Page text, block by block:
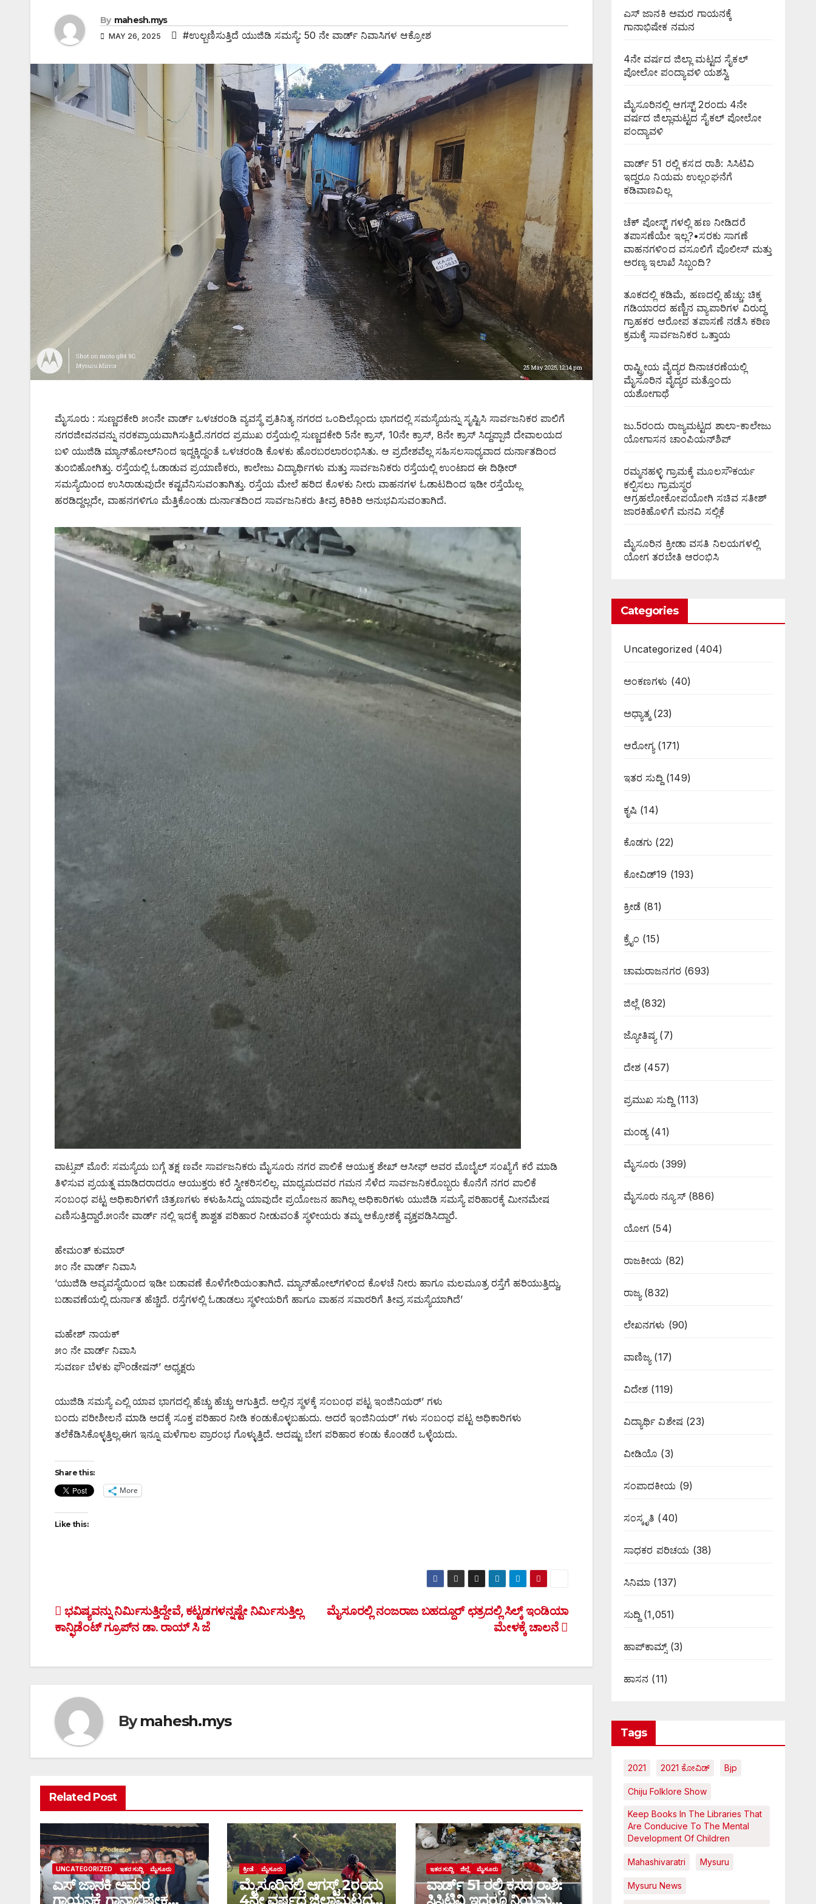
By mahesh.mys
MAY 26, 2025 #ಉಲ್ಬಣಿಸುತ್ತಿದೆ ಯುಜಿಡಿ ಸಮಸ್ಯೆ: 50 ನೇ ವಾರ್ಡ್ ನಿವಾಸಿಗಳ ಆಕ್ರೋಶ
ಮೈಸೂರು : ಸುಣ್ಣದಕೇರಿ ೫೦ನೇ ವಾರ್ಡ್ ಒಳಚರಂಡಿ ವ್ಯವಸ್ಥೆ ಪ್ರತಿನಿತ್ಯ ನಗರದ ಒಂದಿಲ್ಲೊಂದು ಭಾಗದಲ್ಲಿ ಸಮಸ್ಯೆಯನ್ನು ಸೃಷ್ಟಿಸಿ ಸಾರ್ವಜನಿಕರ ಪಾಲಿಗೆ
ನಗರಜೀವನವನ್ನು ನರಕಪ್ರಾಯವಾಗಿಸುತ್ತಿದೆ.ನಗರದ ಪ್ರಮುಖ ರಸ್ತೆಯಲ್ಲಿ ಸುಣ್ಣದಕೇರಿ 5ನೇ ಕ್ರಾಸ್, 10ನೇ ಕ್ರಾಸ್, 8ನೇ ಕ್ರಾಸ್ ಸಿದ್ದಪ್ಪಾಜಿ ದೇವಾಲಯದ
ಬಳಿ ಯುಜಿಡಿ ಮ್ಯಾನ್‌ಹೋಲ್‌ನಿಂದ ಇದ್ದಕ್ಕಿದ್ದಂತೆ ಒಳಚರಂಡಿ ಕೊಳಕು ಹೊರಬರಲಾರಂಭಿಸಿತು. ಆ ಪ್ರದೇಶವೆಲ್ಲ ಸಹಿಸಲಸಾಧ್ಯವಾದ ದುರ್ನಾತದಿಂದ
ತುಂಬಿಹೋಗಿತ್ತು. ರಸ್ತೆಯಲ್ಲಿ ಓಡಾಡುವ ಪ್ರಯಾಣಿಕರು, ಕಾಲೇಜು ವಿದ್ಯಾರ್ಥಿಗಳು ಮತ್ತು ಸಾರ್ವಜನಿಕರು ರಸ್ತೆಯಲ್ಲಿ ಉಂಟಾದ ಈ ದಿಢೀರ್
ಸಮಸ್ಯೆಯಿಂದ ಉಸಿರಾಡುವುದೇ ಕಷ್ಟವೆನಿಸುವಂತಾಗಿತ್ತು. ರಸ್ತೆಯ ಮೇಲೆ ಹರಿದ ಕೊಳಕು ನೀರು ವಾಹನಗಳ ಓಡಾಟದಿಂದ ಇಡೀ ರಸ್ತೆಯೆಲ್ಲ
ಹರಡಿದ್ದಲ್ಲದೇ, ವಾಹನಗಳಿಗೂ ಮೆತ್ತಿಕೊಂಡು ದುರ್ನಾತದಿಂದ ಸಾರ್ವಜನಿಕರು ತೀವ್ರ ಕಿರಿಕಿರಿ ಅನುಭವಿಸುವಂತಾಗಿದೆ.
ವಾಟ್ಸಪ್ ಮೊರೆ: ಸಮಸ್ಯೆಯ ಬಗ್ಗೆ ತಕ್ಷ ಣವೇ ಸಾರ್ವಜನಿಕರು ಮೈಸೂರು ನಗರ ಪಾಲಿಕೆ ಆಯುಕ್ತ ಶೇಖ್ ಆಸೀಫ್ ಅವರ ಮೊಬೈಲ್ ಸಂಖ್ಯೆಗೆ ಕರೆ ಮಾಡಿ
ತಿಳಿಸುವ ಪ್ರಯತ್ನ ಮಾಡಿದರಾದರೂ ಆಯುಕ್ತರು ಕರೆ ಸ್ವೀಕರಿಸಲಿಲ್ಲ. ಮಾಧ್ಯಮದವರ ಗಮನ ಸೆಳೆದ ಸಾರ್ವಜನಿಕರೊಬ್ಬರು ಕೊನೆಗೆ ನಗರ ಪಾಲಿಕೆ
ಸಂಬಂಧ ಪಟ್ಟ ಅಧಿಕಾರಿಗಳಿಗೆ ಚಿತ್ರಣಗಳು ಕಳುಹಿಸಿದ್ದು ಯಾವುದೇ ಪ್ರಯೋಜನ ಹಾಗಿಲ್ಲ ಅಧಿಕಾರಿಗಳು ಯುಜಿಡಿ ಸಮಸ್ಯೆ ಪರಿಹಾರಕ್ಕೆ ಮೀನಮೇಷ
ಎಣಿಸುತ್ತಿದ್ದಾರೆ.೫೦ನೇ ವಾರ್ಡ್ ನಲ್ಲಿ ಇದಕ್ಕೆ ಶಾಶ್ವತ ಪರಿಹಾರ ನೀಡುವಂತೆ ಸ್ಥಳೀಯರು ತಮ್ಮ ಆಕ್ರೋಶಕ್ಕೆ ವ್ಯಕ್ತಪಡಿಸಿದ್ದಾರೆ.
ಹೇಮಂತ್ ಕುಮಾರ್
೫೦ ನೇ ವಾರ್ಡ್ ನಿವಾಸಿ
‘ಯುಜಿಡಿ ಅವ್ಯವಸ್ಥೆಯಿಂದ ಇಡೀ ಬಡಾವಣೆ ಕೊಳೆಗೇರಿಯಂತಾಗಿದೆ. ಮ್ಯಾನ್‌ಹೋಲ್‌ಗಳಿಂದ ಕೊಳಚೆ ನೀರು ಹಾಗೂ ಮಲಮೂತ್ರ ರಸ್ತೆಗೆ ಹರಿಯುತ್ತಿದ್ದು,
ಬಡಾವಣೆಯಲ್ಲಿ ದುರ್ನಾತ ಹೆಚ್ಚಿದೆ. ರಸ್ತೆಗಳಲ್ಲಿ ಓಡಾಡಲು ಸ್ಥಳೀಯರಿಗೆ ಹಾಗೂ ವಾಹನ ಸವಾರರಿಗೆ ತೀವ್ರ ಸಮಸ್ಯೆಯಾಗಿದೆ’
ಮಹೇಶ್ ನಾಯಕ್
೫೦ ನೇ ವಾರ್ಡ್ ನಿವಾಸಿ
ಸುವರ್ಣ ಬೆಳಕು ಫೌಂಡೇಷನ್’ ಅಧ್ಯಕ್ಷರು
ಯುಜಿಡಿ ಸಮಸ್ಯೆ ಎಲ್ಲಿ ಯಾವ ಭಾಗದಲ್ಲಿ ಹೆಚ್ಚು ಹೆಚ್ಚು ಆಗುತ್ತಿದೆ. ಅಲ್ಲಿನ ಸ್ಥಳಕ್ಕೆ ಸಂಬಂಧ ಪಟ್ಟ ಇಂಜಿನಿಯರ್’ ಗಳು
ಬಂದು ಪರೀಶೀಲನೆ ಮಾಡಿ ಅದಕ್ಕೆ ಸೂಕ್ತ ಪರಿಹಾರ ನೀಡಿ ಕಂಡುಕೊಳ್ಳಬಹುದು. ಅದರೆ ಇಂಜಿನಿಯರ್’ ಗಳು ಸಂಬಂಧ ಪಟ್ಟ ಅಧಿಕಾರಿಗಳು
ತಲೆಕೆಡಿಸಿಕೊಳ್ಳತ್ತಿಲ್ಲ.ಈಗ ಇನ್ನೂ ಮಳೆಗಾಲ ಪ್ರಾರಂಭ ಗೊಳ್ಳುತ್ತಿದೆ. ಅದಷ್ಟು ಬೇಗ ಪರಿಹಾರ ಕಂಡು ಕೊಂಡರೆ ಒಳ್ಳೆಯದು.
Share this:
More
Like this:
Post
navigation
ಮೈಸೂರಲ್ಲಿ ನಂಜರಾಜ ಬಹದ್ದೂರ್ ಛತ್ರದಲ್ಲಿ ಸಿಲ್ಕ್ ಇಂಡಿಯಾ
ಮೇಳಕ್ಕೆ ಚಾಲನೆ
ಭವಿಷ್ಯವನ್ನು ನಿರ್ಮಿಸುತ್ತಿದ್ದೇವೆ, ಕಟ್ಟಡಗಳನ್ನಷ್ಟೇ ನಿರ್ಮಿಸುತ್ತಿಲ್ಲ
ಕಾನ್ಫಿಡೆಂಟ್ ಗ್ರೂಪ್‌ನ ಡಾ. ರಾಯ್ ಸಿ ಜೆ
Bymahesh.mys
Related Post
UNCATEGORIZED ಇತರ ಸುದ್ದಿ ಮೈಸೂರು
ಎಸ್ ಜಾನಕಿ ಅಮರ
ಗಾಯನಕ್ಕೆ ಗಾನಾಭಿಷೇಕ
ಕ್ರೀಡೆ ಮೈಸೂರು
ಮೈಸೂರಿನಲ್ಲಿ ಆಗಸ್ಟ್‌ 2ರಂದು
4ನೇ ವರ್ಷದ ಜಿಲ್ಲಾಮಟ್ಟದ
ಇತರ ಸುದ್ದಿ ಜಿಲ್ಲೆ ಮೈಸೂರು
ವಾರ್ಡ್ 51 ರಲ್ಲಿ ಕಸದ ರಾಶಿ:
ಸಿಸಿಟಿವಿ ಇದ್ದರೂ ನಿಯಮ
ಎಸ್ ಜಾನಕಿ ಅಮರ ಗಾಯನಕ್ಕೆ
ಗಾನಾಭಿಷೇಕ ನಮನ
4ನೇ ವರ್ಷದ ಜಿಲ್ಲಾ ಮಟ್ಟದ ಸೈಕಲ್
ಪೋಲೋ ಪಂದ್ಯಾವಳಿ ಯಶಸ್ವಿ
ಮೈಸೂರಿನಲ್ಲಿ ಆಗಸ್ಟ್‌ 2ರಂದು 4ನೇ
ವರ್ಷದ ಜಿಲ್ಲಾಮಟ್ಟದ ಸೈಕಲ್ ಪೋಲೋ
ಪಂದ್ಯಾವಳಿ
ವಾರ್ಡ್ 51 ರಲ್ಲಿ ಕಸದ ರಾಶಿ: ಸಿಸಿಟಿವಿ
ಇದ್ದರೂ ನಿಯಮ ಉಲ್ಲಂಘನೆಗೆ
ಕಡಿವಾಣವಿಲ್ಲ
ಚೆಕ್ ಪೋಸ್ಟ್ ಗಳಲ್ಲಿ ಹಣ ನೀಡಿದರೆ
ತಪಾಸಣೆಯೇ ಇಲ್ಲ?•ಸರಕು ಸಾಗಣೆ
ವಾಹನಗಳಿಂದ ವಸೂಲಿಗೆ ಪೊಲೀಸ್ ಮತ್ತು
ಅರಣ್ಯ ಇಲಾಖೆ ಸಿಬ್ಬಂದಿ?
ತೂಕದಲ್ಲಿ ಕಡಿಮೆ, ಹಣದಲ್ಲಿ ಹೆಚ್ಚು: ಚಿಕ್ಕ
ಗಡಿಯಾರದ ಹಣ್ಣಿನ ವ್ಯಾಪಾರಿಗಳ ವಿರುದ್ಧ
ಗ್ರಾಹಕರ ಆರೋಪ ತಪಾಸಣೆ ನಡೆಸಿ ಕಠಿಣ
ಕ್ರಮಕ್ಕೆ ಸಾರ್ವಜನಿಕರ ಒತ್ತಾಯ
ರಾಷ್ಟ್ರೀಯ ವೈದ್ಯರ ದಿನಾಚರಣೆಯಲ್ಲಿ
ಮೈಸೂರಿನ ವೈದ್ಯರ ಮತ್ತೊಂದು
ಯಶೋಗಾಥೆ
ಜು.5ರಂದು ರಾಜ್ಯಮಟ್ಟದ ಶಾಲಾ-ಕಾಲೇಜು
ಯೋಗಾಸನ ಚಾಂಪಿಯನ್‌ಶಿಪ್
ರಮ್ಮನಹಳ್ಳಿ ಗ್ರಾಮಕ್ಕೆ ಮೂಲಸೌಕರ್ಯ
ಕಲ್ಪಿಸಲು ಗ್ರಾಮಸ್ಥರ
ಆಗ್ರಹಲೋಕೋಪಯೋಗಿ ಸಚಿವ ಸತೀಶ್
ಜಾರಕಿಹೊಳಿಗೆ ಮನವಿ ಸಲ್ಲಿಕೆ
ಮೈಸೂರಿನ ಕ್ರೀಡಾ ವಸತಿ ನಿಲಯಗಳಲ್ಲಿ
ಯೋಗ ತರಬೇತಿ ಆರಂಭಿಸಿ
Categories
Uncategorized (404)
ಅಂಕಣಗಳು (40)
ಅಧ್ಯಾತ್ಮ(23)
ಆರೋಗ್ಯ(171)
ಇತರ ಸುದ್ದಿ (149)
ಕೃಷಿ (14)
ಕೊಡಗು (22)
ಕೋವಿಡ್19 (193)
ಕ್ರೀಡೆ(81)
ಕ್ರೈಂ (15)
ಚಾಮರಾಜನಗರ(693)
ಜಿಲ್ಲೆ(832)
ಜ್ಯೋತಿಷ್ಯ (7)
ದೇಶ(457)
ಪ್ರಮುಖ ಸುದ್ದಿ (113)
ಮಂಡ್ಯ(41)
ಮೈಸೂರು (399)
ಮೈಸೂರು ನ್ಯೂಸ್(886)
ಯೋಗ (54)
ರಾಜಕೀಯ (82)
ರಾಜ್ಯ(832)
ಲೇಖನಗಳು (90)
ವಾಣಿಜ್ಯ(17)
ವಿದೇಶ (119)
ವಿದ್ಯಾರ್ಥಿ ವಿಶೇಷ (23)
ವೀಡಿಯೊ (3)
ಸಂಪಾದಕೀಯ (9)
ಸಂಸ್ಕೃತಿ (40)
ಸಾಧಕರ ಪರಿಚಯ (38)
ಸಿನಿಮಾ (137)
ಸುದ್ದಿ (1,051)
ಹಾಪ್‌ಕಾಮ್ಸ್‌(3)
ಹಾಸನ (11)
Tags
2021 2021 ಕೋವಿಡ್‌ Bjp
Chiju Folklore Show
Keep Books In The Libraries That
Are Conducive To The Mental
Development Of Children
Mahashivaratri Mysuru
Mysuru News